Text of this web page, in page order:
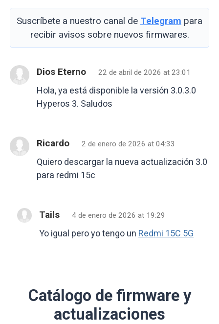
Suscríbete a nuestro canal de Telegram para
recibir avisos sobre nuevos firmwares.
Dios Eterno 22 de abril de 2026 at 23:01
Hola, ya está disponible la versión 3.0.3.0
Hyperos 3. Saludos
Ricardo 2 de enero de 2026 at 04:33
Quiero descargar la nueva actualización 3.0
para redmi 15c
Tails 4 de enero de 2026 at 19:29
Yo igual pero yo tengo un Redmi 15C 5G
Catálogo de firmware y
actualizaciones